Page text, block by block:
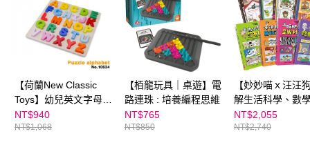
３．未成年的使用者請事先徵得法定代理人或監護人之同意方可使用
「AFTEE先享後付」，若未經同意申辦者引起之損失，本公司不負相關責
任。
４．使用「AFTEE先享後付」時，將依據個別帳號之用戶狀況，依本公司即
時審查核予不同之上限額度；若仍有額度不足之情形，本公司將視審查結果
請求用戶進行身份認證。
５．嚴禁一人註冊多個帳號或使用他人資訊註冊。若發現惡意使用之情形，
恩沛科技股份有限公司將有權停止該用戶之使用額度並採取法律行動。
【荷蘭New Classic
Toys】幼兒英文字母配
對拼圖(大寫字母)
NT$940
NT$1,068
【栢龍玩具｜桌遊】電
路連珠 : 培養編程思維
NT$765
NT$850
【妙妙喵ｘ汪汪
解生活科學、數
（各4集，共8冊
NT$2,055
NT$2,740